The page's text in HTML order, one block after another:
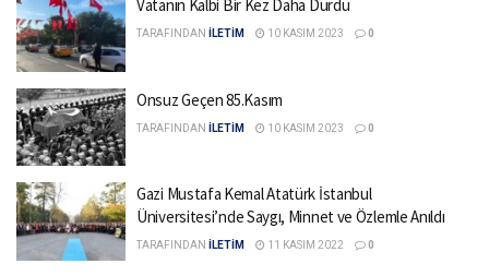
Vatanın Kalbi Bir Kez Daha Durdu
TARAFINDAN İLETİM 10 KASIM 2023 0
Onsuz Geçen 85.Kasım
TARAFINDAN İLETİM 10 KASIM 2023 0
Gazi Mustafa Kemal Atatürk İstanbul
Üniversitesi’nde Saygı, Minnet ve Özlemle Anıldı
TARAFINDAN İLETİM 11 KASIM 2022 0